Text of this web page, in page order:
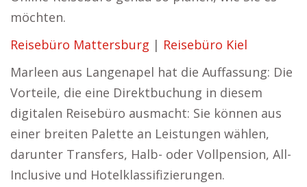
möchten.
Reisebüro Mattersburg | Reisebüro Kiel
Marleen aus Langenapel hat die Auffassung: Die
Vorteile, die eine Direktbuchung in diesem
digitalen Reisebüro ausmacht: Sie können aus
einer breiten Palette an Leistungen wählen,
darunter Transfers, Halb- oder Vollpension, All-
Inclusive und Hotelklassifizierungen.